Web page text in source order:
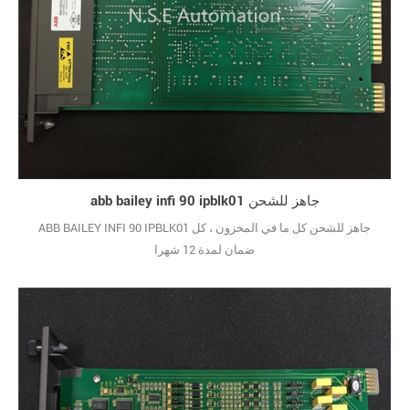
abb bailey infi 90 ipblk01 جاهز للشحن
ABB BAILEY INFI 90 IPBLK01 جاهز للشحن كل ما في المخزون ، كل
ضمان لمدة 12 شهرا